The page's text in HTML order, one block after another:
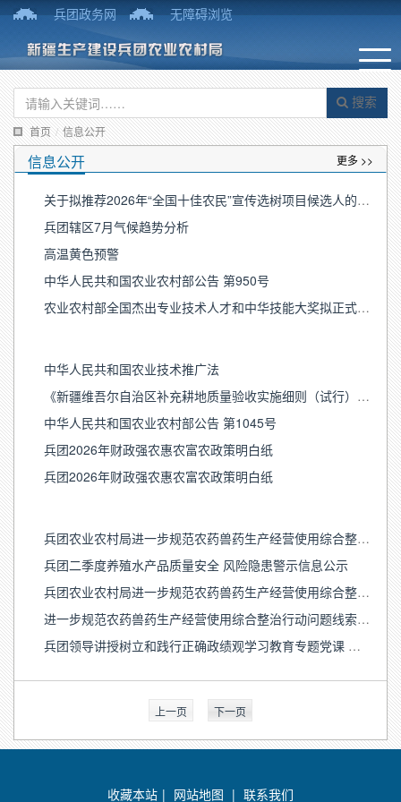
兵团政务网 无障碍浏览
搜索
首页 / 信息公开
信息公开 更多 >>
关于拟推荐2026年“全国十佳农民”宣传选树项目候选人的公示
兵团辖区7月气候趋势分析
高温黄色预警
中华人民共和国农业农村部公告 第950号
农业农村部全国杰出专业技术人才和中华技能大奖拟正式推荐对象公示
中华人民共和国农业技术推广法
《新疆维吾尔自治区补充耕地质量验收实施细则（试行）》（新农规〔2026〕2号)政策解读
中华人民共和国农业农村部公告 第1045号
兵团2026年财政强农惠农富农政策明白纸
兵团2026年财政强农惠农富农政策明白纸
兵团农业农村局进一步规范农药兽药生产经营使用综合整治行动问题线索受理渠道
兵团二季度养殖水产品质量安全 风险隐患警示信息公示
兵团农业农村局进一步规范农药兽药生产经营使用综合整治行动问题线索受理渠道
进一步规范农药兽药生产经营使用综合整治行动问题线索征集启事
兵团领导讲授树立和践行正确政绩观学习教育专题党课 以科技创新引领现代农业发展
上一页 下一页
收藏本站 | 网站地图 | 联系我们